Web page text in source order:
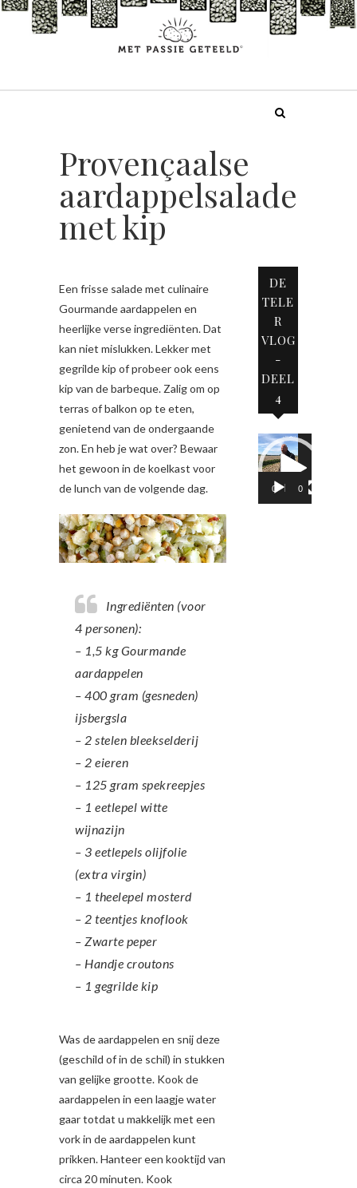
Doorgaan
Provençaalse
aardappelsalade
met kip
Een frisse salade met culinaire
Gourmande aardappelen en
heerlijke verse ingrediënten. Dat
kan niet mislukken. Lekker met
gegrilde kip of probeer ook eens
kip van de barbeque. Zalig om op
terras of balkon op te eten,
genietend van de ondergaande
zon. En heb je wat over? Bewaar
het gewoon in de koelkast voor
de lunch van de volgende dag.
Ingrediënten (voor
4 personen):
– 1,5 kg Gourmande
aardappelen
– 400 gram (gesneden)
ijsbergsla
– 2 stelen bleekselderij
– 2 eieren
– 125 gram spekreepjes
– 1 eetlepel witte
wijnazijn
– 3 eetlepels olijfolie
(extra virgin)
– 1 theelepel mosterd
– 2 teentjes knoflook
– Zwarte peper
– Handje croutons
– 1 gegrilde kip
Was de aardappelen en snij deze
(geschild of in de schil) in stukken
van gelijke grootte. Kook de
aardappelen in een laagje water
gaar totdat u makkelijk met een
vork in de aardappelen kunt
prikken. Hanteer een kooktijd van
circa 20 minuten. Kook
DE
TELE
R
VLOG
-
DEEL
4
Videospeler
00:00 02:05